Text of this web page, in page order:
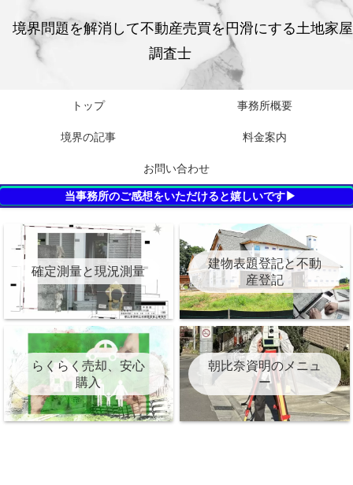
境界問題を解消して不動産売買を円滑にする土地家屋
調査士
トップ 事務所概要
境界の記事 料金案内
お問い合わせ
当事務所のご感想をいただけると嬉しいです▶
確定測量と現況測量
建物表題登記と不動
産登記
らくらく売却、安心
購入
朝比奈資明のメニュ
ー